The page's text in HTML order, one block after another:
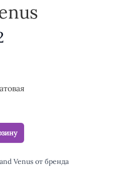
Venus от бренда